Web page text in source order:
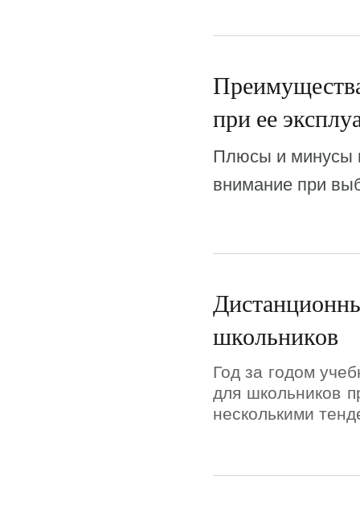
при ее
Плюсы и минусы
внимание при
школьников
Год за годом
для школьников
несколькими